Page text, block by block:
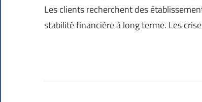
Les clients recherchent des
stabilité financière à long terme. Les